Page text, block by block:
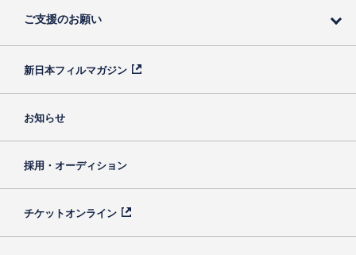
ご支援のお願い
新日本フィルマガジン
お知らせ
採用・オーディション
チケットオンライン